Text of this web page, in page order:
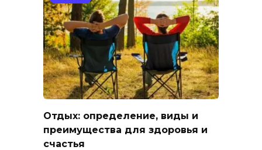
Отдых: определение, виды и
преимущества для здоровья и
счастья